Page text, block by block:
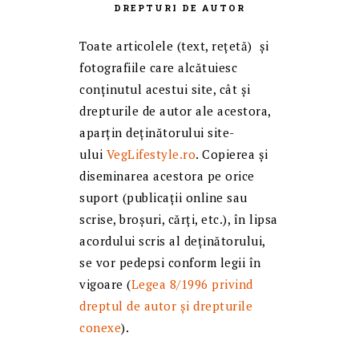
DREPTURI DE AUTOR
Toate articolele (text, reţetă) și
fotografiile care alcătuiesc
conținutul acestui site, cât și
drepturile de autor ale acestora,
aparțin deținătorului site-
ului VegLifestyle.ro. Copierea și
diseminarea acestora pe orice
suport (publicații online sau
scrise, broșuri, cărți, etc.), în lipsa
acordului scris al deținătorului,
se vor pedepsi conform legii în
vigoare (Legea 8/1996 privind
dreptul de autor și drepturile
conexe).